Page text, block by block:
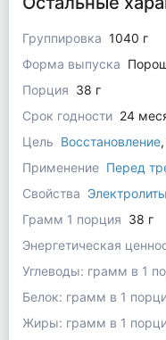
Группировка 1040 г
Форма выпуска
Порция 38 г
Срок годности 24
Цель Восстановление,
Применение Перед
Свойства Электролиты
Грамм 1 порция 38 г
Энергетическая
Углеводы: грамм в 1
Белок: грамм в 1
Жиры: грамм в 1